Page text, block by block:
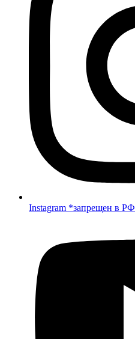
Instagram *запрещен в РФ